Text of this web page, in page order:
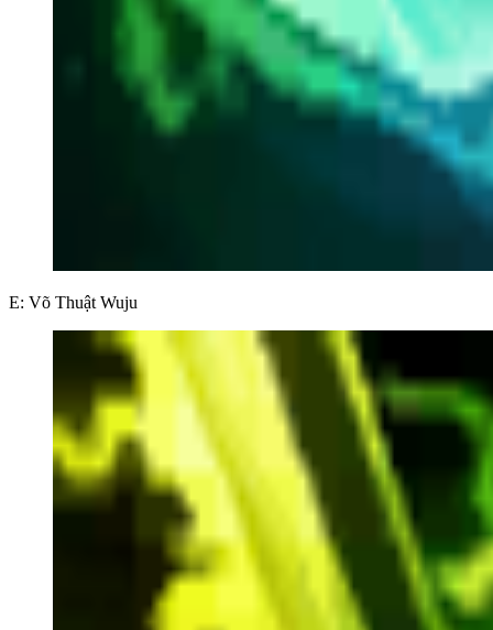
E: Võ Thuật Wuju